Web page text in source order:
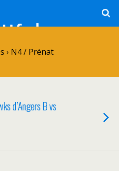
l'Objectif de Clairette
› N4 / Prénat
d’Angers B vs